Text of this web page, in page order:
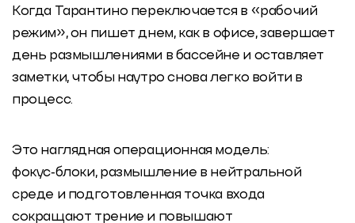
Когда Тарантино переключается в «рабочий
режим», он пишет днем, как в офисе, завершает
день размышлениями в бассейне и оставляет
заметки, чтобы наутро снова легко войти в
процесс.
Это наглядная операционная модель:
фокус‑блоки, размышление в нейтральной
среде и подготовленная точка входа
сокращают трение и повышают